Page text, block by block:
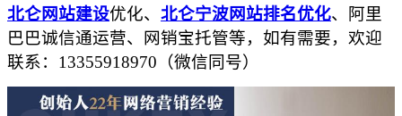
北仑网站建设优化、 北仑宁波网站排名优化、阿里
巴巴诚信通运营、网销宝托管等，如有需要，欢迎
联系： 13355918970（微信同号）